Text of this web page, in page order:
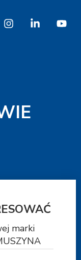
marki